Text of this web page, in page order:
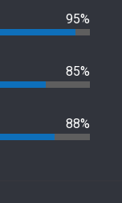
95%
85%
88%